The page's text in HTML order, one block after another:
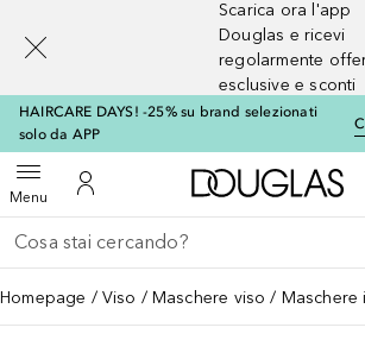
Scarica ora l'app
Douglas e ricevi
regolarmente
esclusive e sconti
HAIRCARE DAYS! -25% su brand selezionati
solo da APP
MenuApri menuAl Mio Account
A
Torna indietro
Esegui ricerca
Homepage Viso Maschere viso Maschere
[navigation.slideout.screenreader]